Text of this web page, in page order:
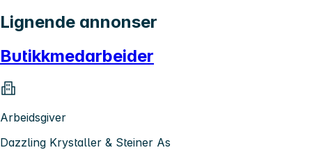
Lignende annonser
Butikkmedarbeider
Arbeidsgiver
Dazzling Krystaller & Steiner As